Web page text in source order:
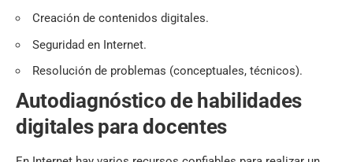
Creación de contenidos digitales.
Seguridad en Internet.
Resolución de problemas (conceptuales, técnicos).
Autodiagnóstico de habilidades
digitales para docentes